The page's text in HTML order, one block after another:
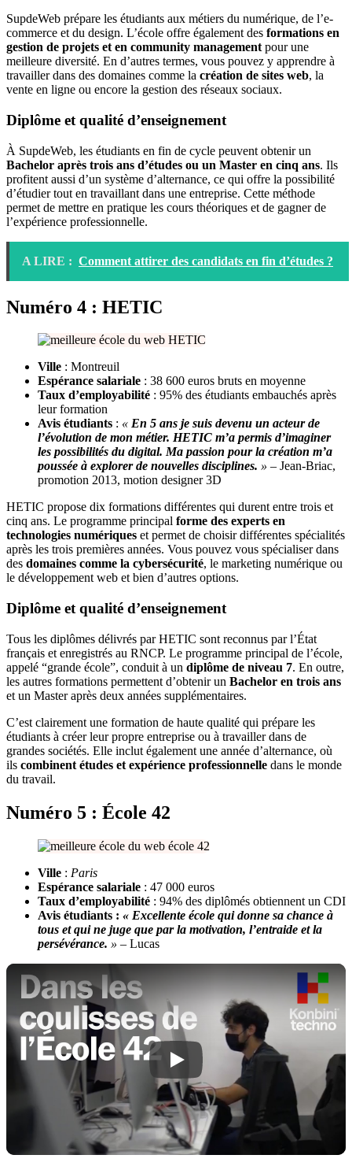
SupdeWeb prépare les étudiants aux métiers du numérique, de l’e-
commerce et du design. L’école offre également des formations en
gestion de projets et en community management pour une
meilleure diversité. En d’autres termes, vous pouvez y apprendre à
travailler dans des domaines comme la création de sites web, la
vente en ligne ou encore la gestion des réseaux sociaux.
Diplôme et qualité d’enseignement
À SupdeWeb, les étudiants en fin de cycle peuvent obtenir un
Bachelor après trois ans d’études ou un Master en cinq ans. Ils
profitent aussi d’un système d’alternance, ce qui offre la possibilité
d’étudier tout en travaillant dans une entreprise. Cette méthode
permet de mettre en pratique les cours théoriques et de gagner de
l’expérience professionnelle.
A LIRE : Comment attirer des candidats en fin d’études ?
Numéro 4 : HETIC
Ville : Montreuil
Espérance salariale : 38 600 euros bruts en moyenne
Taux d’employabilité : 95% des étudiants embauchés après
leur formation
Avis étudiants : « En 5 ans je suis devenu un acteur de
l’évolution de mon métier. HETIC m’a permis d’imaginer
les possibilités du digital. Ma passion pour la création m’a
poussée à explorer de nouvelles disciplines. » – Jean-Briac,
promotion 2013, motion designer 3D
HETIC propose dix formations différentes qui durent entre trois et
cinq ans. Le programme principal forme des experts en
technologies numériques et permet de choisir différentes spécialités
après les trois premières années. Vous pouvez vous spécialiser dans
des domaines comme la cybersécurité, le marketing numérique ou
le développement web et bien d’autres options.
Diplôme et qualité d’enseignement
Tous les diplômes délivrés par HETIC sont reconnus par l’État
français et enregistrés au RNCP. Le programme principal de l’école,
appelé “grande école”, conduit à un diplôme de niveau 7. En outre,
les autres formations permettent d’obtenir un Bachelor en trois ans
et un Master après deux années supplémentaires.
C’est clairement une formation de haute qualité qui prépare les
étudiants à créer leur propre entreprise ou à travailler dans de
grandes sociétés. Elle inclut également une année d’alternance, où
ils combinent études et expérience professionnelle dans le monde
du travail.
Numéro 5 : École 42
Ville : Paris
Espérance salariale : 47 000 euros
Taux d’employabilité : 94% des diplômés obtiennent un CDI
Avis étudiants : « Excellente école qui donne sa chance à
tous et qui ne juge que par la motivation, l’entraide et la
persévérance. » – Lucas